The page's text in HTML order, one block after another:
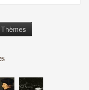
Thèmes